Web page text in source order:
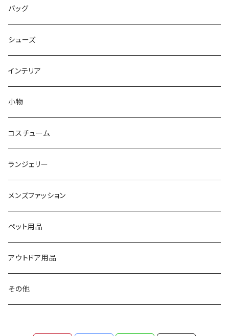
セットアップ
ボトムス
トップス
アウター
ルームウェア
フィットネス
水着
その他
ヘアアクセサリー
ネックレス
リング
ピアス
ブレスレット
バッグ
シューズ
インテリア
小物
コスチューム
ランジェリー
メンズファッション
ペット用品
アウトドア用品
その他